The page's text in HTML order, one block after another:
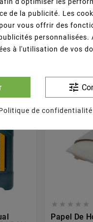
Ont
    
Papel De
de la publicité. Les
vous offrir des
personnalisées.
à l'utilisation de vos
tune
de